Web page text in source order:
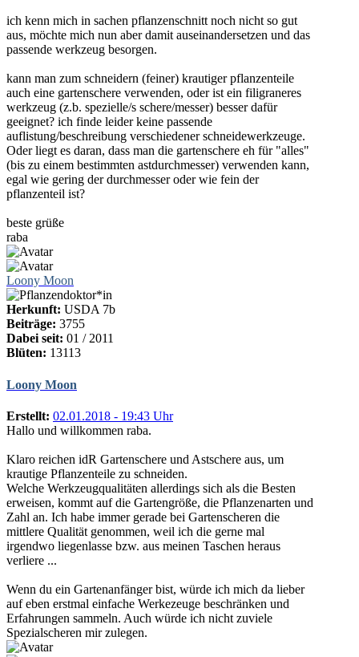
ich kenn mich in sachen pflanzenschnitt noch nicht so gut
aus, möchte mich nun aber damit auseinandersetzen und das
passende werkzeug besorgen.
kann man zum schneidern (feiner) krautiger pflanzenteile
auch eine gartenschere verwenden, oder ist ein filigraneres
werkzeug (z.b. spezielle/s schere/messer) besser dafür
geeignet? ich finde leider keine passende
auflistung/beschreibung verschiedener schneidewerkzeuge.
Oder liegt es daran, dass man die gartenschere eh für "alles"
(bis zu einem bestimmten astdurchmesser) verwenden kann,
egal wie gering der durchmesser oder wie fein der
pflanzenteil ist?
beste grüße
raba
Loony Moon
Herkunft: USDA 7b
Beiträge: 3755
Dabei seit: 01 / 2011
Blüten: 13113
Loony Moon
Erstellt: 02.01.2018 - 19:43 Uhr
Hallo und willkommen raba.
Klaro reichen idR Gartenschere und Astschere aus, um
krautige Pflanzenteile zu schneiden.
Welche Werkzeugqualitäten allerdings sich als die Besten
erweisen, kommt auf die Gartengröße, die Pflanzenarten und
Zahl an. Ich habe immer gerade bei Gartenscheren die
mittlere Qualität genommen, weil ich die gerne mal
irgendwo liegenlasse bzw. aus meinen Taschen heraus
verliere ...
Wenn du ein Gartenanfänger bist, würde ich mich da lieber
auf eben erstmal einfache Werkezeuge beschränken und
Erfahrungen sammeln. Auch würde ich nicht zuviele
Spezialscheren mir zulegen.